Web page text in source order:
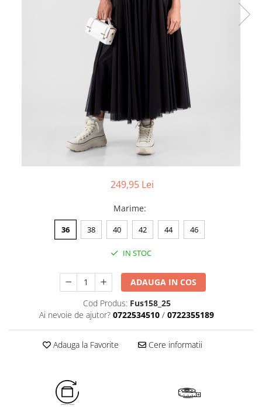
249,95 Lei
Marime:
36 38 40 42 44 46
IN STOC
ADAUGA IN COS
Cod Produs: Fus158_25
Ai nevoie de ajutor? 0722534510 / 0722355189
Adauga la Favorite Cere informatii